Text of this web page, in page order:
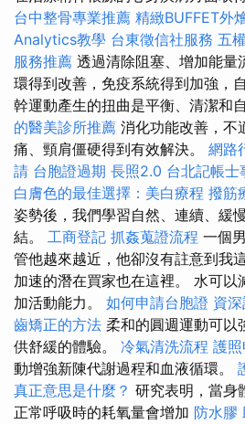
台中整骨專業推薦 精緻BUFFET外
Analytics教學 台東徵信社服務 五
服務推薦 透過清除阻塞、增加能量
環得到改善，免疫系統得到加強，
幹運動產生的扭曲是平衡、清潔和
的醫美診所推薦 消化功能改善，不
痛、頸肩僵硬得到有效解決。 網路
請 台胞證過期 長照2.0 台北記帳士
白膚色的最佳選擇：美白療程 撥筋
姿勢後，我們學習自然、連續、緩
結。 工商登記 抓姦蒐證流程 一個
管他越來越近，他卻沒有註意到我
加速的潛在買家也在這裡。 水可以
加活動能力。 如何申請台胞證 資
齒矯正的方法 柔和的圓週運動可以
供舒緩的體驗。 冷氣清洗流程 護
動增強新陳代謝過程和血液循環。
真正意思是什麼？ 研究表明，當身
正常呼吸時的耗氧量會增加 防水膠